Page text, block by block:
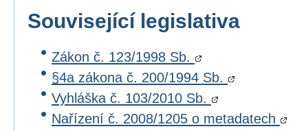
Související legislativa
Zákon č. 123/1998 Sb.
§4a zákona č. 200/1994 Sb.
Vyhláška č. 103/2010 Sb.
Nařízení č. 2008/1205 o metadatech